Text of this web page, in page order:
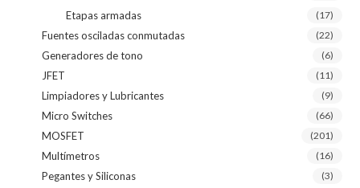
Etapas armadas (17)
Fuentes osciladas conmutadas (22)
Generadores de tono (6)
JFET (11)
Limpiadores y Lubricantes (9)
Micro Switches (66)
MOSFET (201)
Multímetros (16)
Pegantes y Siliconas (3)